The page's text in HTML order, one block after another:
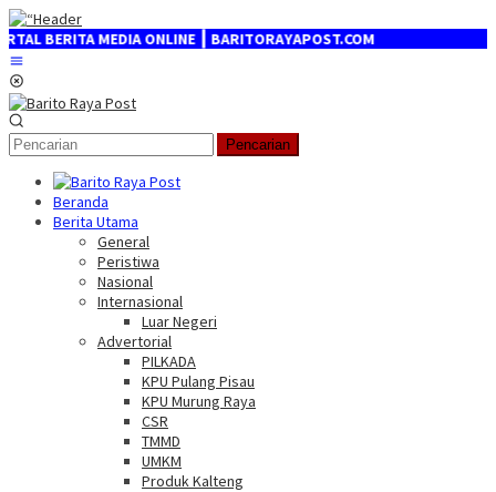
Loncat
ke
konten
ONLINE ┃ BARITORAYAPOST.COM
Pencarian
Beranda
Berita Utama
General
Peristiwa
Nasional
Internasional
Luar Negeri
Advertorial
PILKADA
KPU Pulang Pisau
KPU Murung Raya
CSR
TMMD
UMKM
Produk Kalteng